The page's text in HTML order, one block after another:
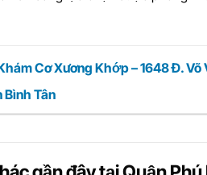
Cơ Xương Khớp – 1648 Đ. Võ
Bình Tân